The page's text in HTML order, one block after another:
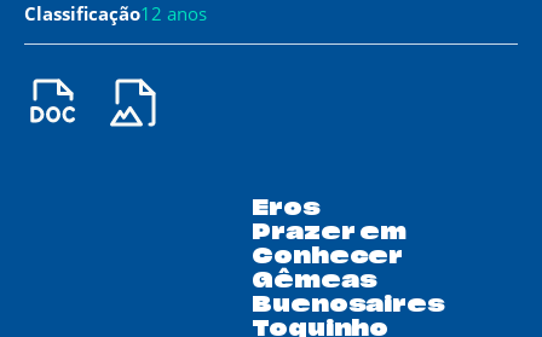
Classificação12 anos
Eros
Prazer em
Conhecer
Gêmeas
Buenosaires
Toquinho